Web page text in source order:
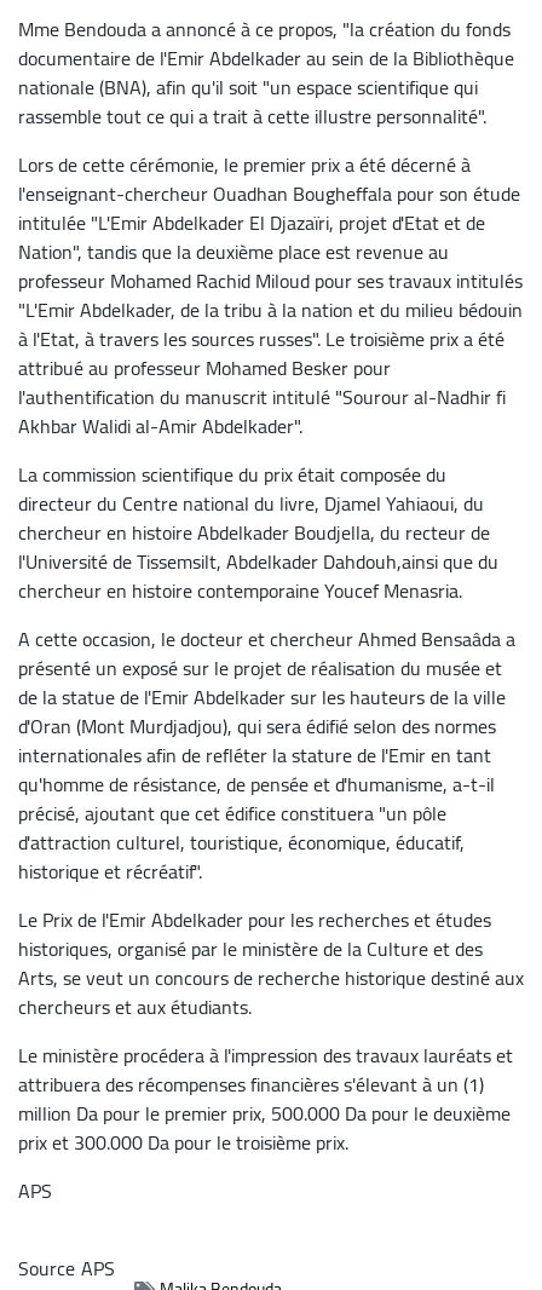
Mme Bendouda a annoncé à ce propos, "la création du fonds
documentaire de l'Emir Abdelkader au sein de la Bibliothèque
nationale (BNA), afin qu'il soit "un espace scientifique qui
rassemble tout ce qui a trait à cette illustre personnalité".
Lors de cette cérémonie, le premier prix a été décerné à
l'enseignant-chercheur Ouadhan Bougheffala pour son étude
intitulée "L'Emir Abdelkader El Djazaïri, projet d'Etat et de
Nation", tandis que la deuxième place est revenue au
professeur Mohamed Rachid Miloud pour ses travaux intitulés
"L'Emir Abdelkader, de la tribu à la nation et du milieu bédouin
à l'Etat, à travers les sources russes". Le troisième prix a été
attribué au professeur Mohamed Besker pour
l'authentification du manuscrit intitulé "Sourour al-Nadhir fi
Akhbar Walidi al-Amir Abdelkader".
La commission scientifique du prix était composée du
directeur du Centre national du livre, Djamel Yahiaoui, du
chercheur en histoire Abdelkader Boudjella, du recteur de
l'Université de Tissemsilt, Abdelkader Dahdouh,ainsi que du
chercheur en histoire contemporaine Youcef Menasria.
A cette occasion, le docteur et chercheur Ahmed Bensaâda a
présenté un exposé sur le projet de réalisation du musée et
de la statue de l'Emir Abdelkader sur les hauteurs de la ville
d'Oran (Mont Murdjadjou), qui sera édifié selon des normes
internationales afin de refléter la stature de l'Emir en tant
qu'homme de résistance, de pensée et d'humanisme, a-t-il
précisé, ajoutant que cet édifice constituera "un pôle
d'attraction culturel, touristique, économique, éducatif,
historique et récréatif".
Le Prix de l'Emir Abdelkader pour les recherches et études
historiques, organisé par le ministère de la Culture et des
Arts, se veut un concours de recherche historique destiné aux
chercheurs et aux étudiants.
Le ministère procédera à l'impression des travaux lauréats et
attribuera des récompenses financières s'élevant à un (1)
million Da pour le premier prix, 500.000 Da pour le deuxième
prix et 300.000 Da pour le troisième prix.
APS
SourceAPS